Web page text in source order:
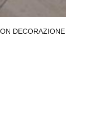
DECORAZIONE